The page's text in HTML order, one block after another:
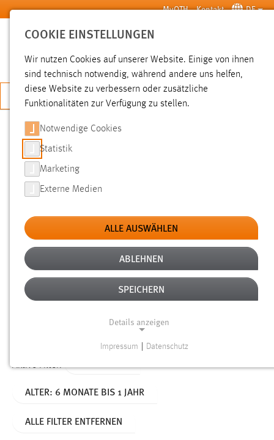
Zum Hauptinhalt springen MyOTH Kontakt DE
SUCHE
JETZT BEWERBEN
SUCHE
FILTER
Typ
Erstellungsdatum
Alter
Aktive Filter:
ALTER: 6 MONATE BIS 1 JAHR
ALLE FILTER ENTFERNEN
COOKIE EINSTELLUNGEN
Wir nutzen Cookies auf unserer Website. Einige von ihnen
sind technisch notwendig, während andere uns helfen,
diese Website zu verbessern oder zusätzliche
Funktionalitäten zur Verfügung zu stellen.
Notwendige Cookies
Statistik
Marketing
Externe Medien
ALLE AUSWÄHLEN
ABLEHNEN
SPEICHERN
Details anzeigen
Funktionen und sind für die einwandfreie Funktion der
Impressum Datenschutz